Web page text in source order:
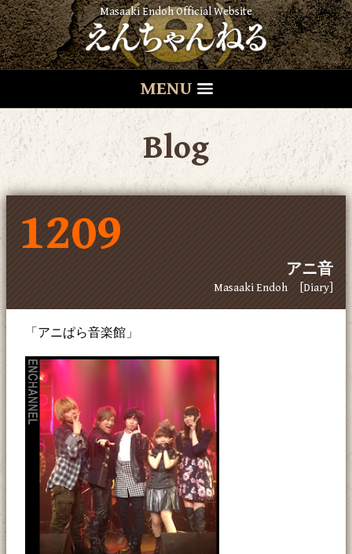
Masaaki Endoh Official Website
MENU
Blog
1209
アニ音
Masaaki Endoh [Diary]
「アニぱら音楽館」